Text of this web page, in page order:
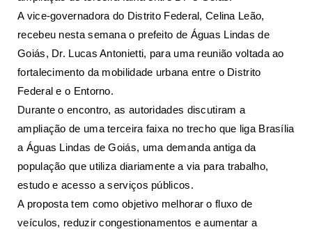
A vice-governadora do Distrito Federal, Celina Leão,
recebeu nesta semana o prefeito de Águas Lindas de
Goiás, Dr. Lucas Antonietti, para uma reunião voltada ao
fortalecimento da mobilidade urbana entre o Distrito
Federal e o Entorno.
Durante o encontro, as autoridades discutiram a
ampliação de uma terceira faixa no trecho que liga Brasília
a Águas Lindas de Goiás, uma demanda antiga da
população que utiliza diariamente a via para trabalho,
estudo e acesso a serviços públicos.
A proposta tem como objetivo melhorar o fluxo de
veículos, reduzir congestionamentos e aumentar a